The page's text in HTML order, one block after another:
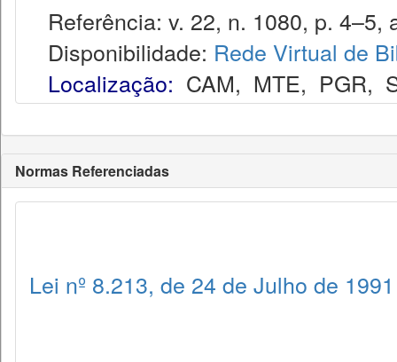
Referência: v. 22, n. 1080, p. 4–5,
Disponibilidade: Rede Virtual de
Localização: CAM, MTE, PGR,
Normas Referenciadas
Lei nº 8.213, de 24 de Julho de 1991